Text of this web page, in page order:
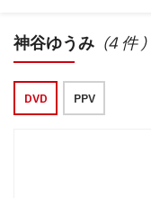
神谷ゆうみ (4 件 )
DVD PPV